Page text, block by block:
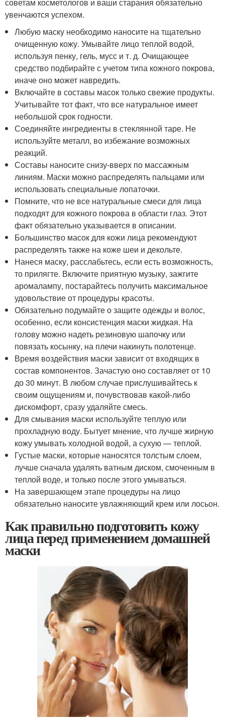
увенчаются успехом.
Любую маску необходимо наносите на тщательно
очищенную кожу. Умывайте лицо теплой водой,
используя пенку, гель, мусс и т. д. Очищающее
средство подбирайте с учетом типа кожного покрова,
иначе оно может навредить.
Включайте в составы масок только свежие продукты.
Учитывайте тот факт, что все натуральное имеет
небольшой срок годности.
Соединяйте ингредиенты в стеклянной таре. Не
используйте металл, во избежание возможных
реакций.
Составы наносите снизу-вверх по массажным
линиям. Маски можно распределять пальцами или
использовать специальные лопаточки.
Помните, что не все натуральные смеси для лица
подходят для кожного покрова в области глаз. Этот
факт обязательно указывается в описании.
Большинство масок для кожи лица рекомендуют
распределять также на коже шеи и декольте.
Нанеся маску, расслабьтесь, если есть возможность,
то прилягте. Включите приятную музыку, зажгите
аромалампу, постарайтесь получить максимальное
удовольствие от процедуры красоты.
Обязательно подумайте о защите одежды и волос,
особенно, если консистенция маски жидкая. На
голову можно надеть резиновую шапочку или
повязать косынку, на плечи накинуть полотенце.
Время воздействия маски зависит от входящих в
состав компонентов. Зачастую оно составляет от 10
до 30 минут. В любом случае прислушивайтесь к
своим ощущениям и, почувствовав какой-либо
дискомфорт, сразу удаляйте смесь.
Для смывания маски используйте теплую или
прохладную воду. Бытует мнение, что лучше жирную
кожу умывать холодной водой, а сухую — теплой.
Густые маски, которые наносятся толстым слоем,
лучше сначала удалять ватным диском, смоченным в
теплой воде, и только после этого умываться.
На завершающем этапе процедуры на лицо
обязательно наносите увлажняющий крем или лосьон.
Как правильно подготовить кожу
лица перед применением домашней
маски